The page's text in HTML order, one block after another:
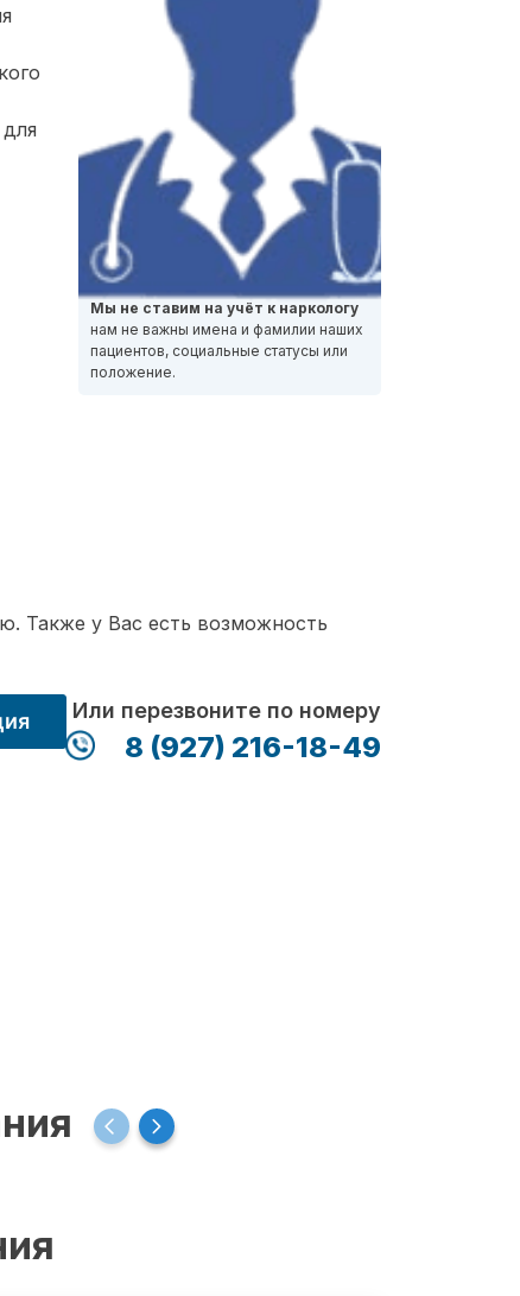
Мы не ставим на учёт к наркологу
нам не важны имена и фамилии наших
пациентов, социальные статусы или
положение.
Также у Вас есть возможность
Или перезвоните по номеру
8 (927) 216-18-49